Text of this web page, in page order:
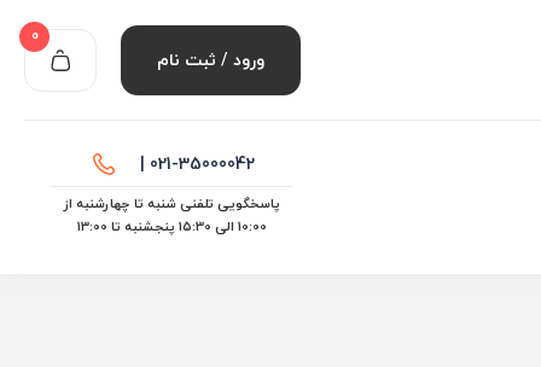
ورود / ثبت نام
0
021-35000042 |
پاسخگویی تلفنی شنبه تا چهارشنبه از
10:00 الی ۱۵:30 پنجشنبه تا 13:00